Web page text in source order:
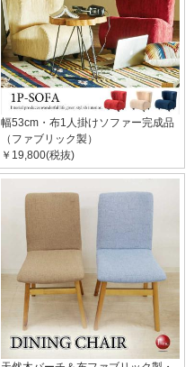
幅53cm・布1人掛けソファー完成品
（ファブリック製）
￥19,800(税抜)